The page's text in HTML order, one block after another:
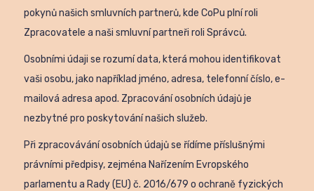
pokynů našich smluvních partnerů, kde CoPu plní roli
Zpracovatele a naši smluvní partneři roli Správců.
Osobními údaji se rozumí data, která mohou identifikovat
vaši osobu, jako například jméno, adresa, telefonní číslo, e-
mailová adresa apod. Zpracování osobních údajů je
nezbytné pro poskytování našich služeb.
Při zpracovávání osobních údajů se řídíme příslušnými
právními předpisy, zejména Nařízením Evropského
parlamentu a Rady (EU) č. 2016/679 o ochraně fyzických